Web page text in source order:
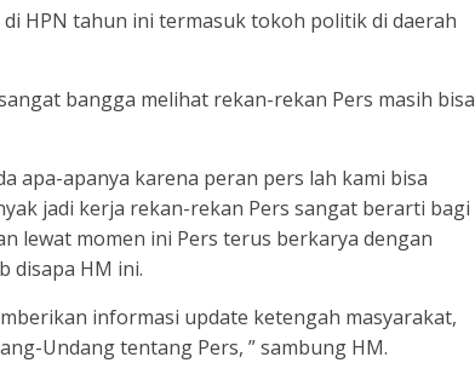
HPN tahun ini termasuk tokoh politik di daerah
bangga melihat rekan-rekan Pers masih bisa
apa-apanya karena peran pers lah kami bisa
jadi kerja rekan-rekan Pers sangat berarti bagi
lewat momen ini Pers terus berkarya dengan
disapa HM ini.
informasi update ketengah masyarakat,
Undang tentang Pers, ” sambung HM.